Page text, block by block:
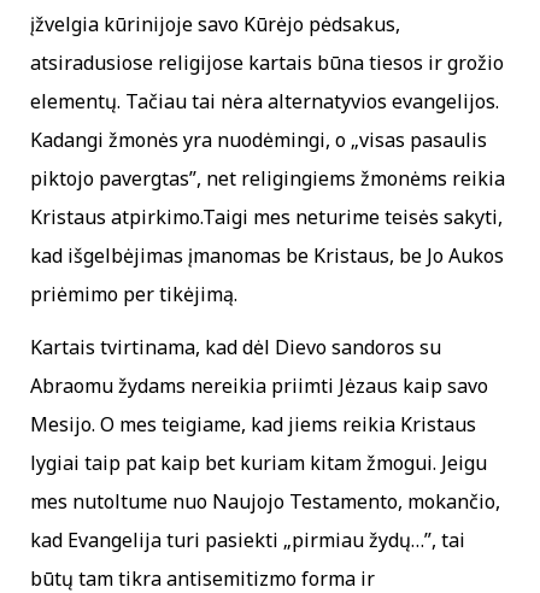
įžvelgia kūrinijoje savo Kūrėjo pėdsakus,
atsiradusiose religijose kartais būna tiesos ir grožio
elementų. Tačiau tai nėra alternatyvios evangelijos.
Kadangi žmonės yra nuodėmingi, o „visas pasaulis
piktojo pavergtas”, net religingiems žmonėms reikia
Kristaus atpirkimo.Taigi mes neturime teisės sakyti,
kad išgelbėjimas įmanomas be Kristaus, be Jo Aukos
priėmimo per tikėjimą.
Kartais tvirtinama, kad dėl Dievo sandoros su
Abraomu žydams nereikia priimti Jėzaus kaip savo
Mesijo. O mes teigiame, kad jiems reikia Kristaus
lygiai taip pat kaip bet kuriam kitam žmogui. Jeigu
mes nutoltume nuo Naujojo Testamento, mokančio,
kad Evangelija turi pasiekti „pirmiau žydų…”, tai
būtų tam tikra antisemitizmo forma ir